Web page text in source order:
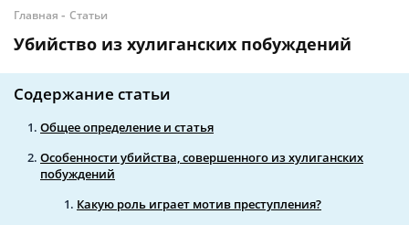
Главная - Статьи
Убийство из хулиганских побуждений
Содержание статьи
Общее определение и статья
Особенности убийства, совершенного из хулиганских
побуждений
Какую роль играет мотив преступления?